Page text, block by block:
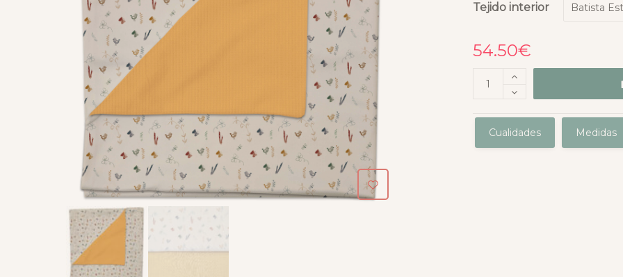
Tejido interior
54.50€
Cualidades Medidas